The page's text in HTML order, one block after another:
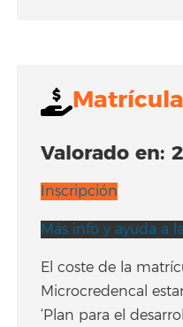
Valorado en:
Inscripción
Más info y ayuda a
El coste de la
Microcredencal
‘Plan para el